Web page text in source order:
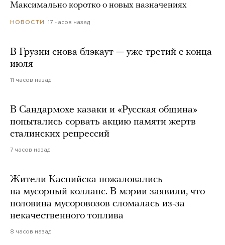
Максимально коротко о новых назначениях
НОВОСТИ 17 часов назад
В Грузии снова блэкаут — уже третий с конца
июля
11 часов назад
В Сандармохе казаки и «Русская община»
попытались сорвать акцию памяти жертв
сталинских репрессий
7 часов назад
Жители Каспийска пожаловались
на мусорный коллапс. В мэрии заявили, что
половина мусоровозов сломалась из-за
некачественного топлива
8 часов назад